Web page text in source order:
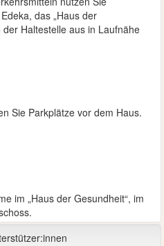
das „Haus der
Haltestelle aus in Laufnähe
Sie Parkplätze vor dem Haus.
im „Haus der Gesundheit“, im